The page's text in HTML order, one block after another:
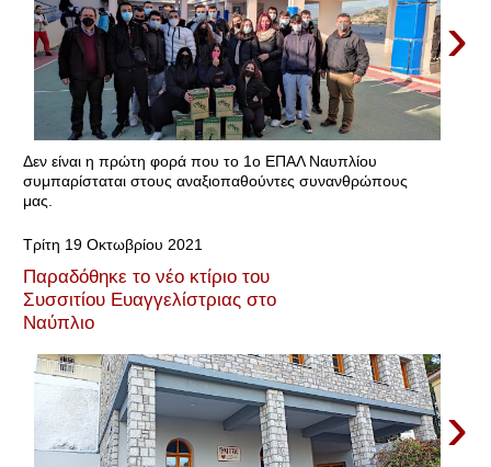
›
Δεν είναι η πρώτη φορά που το 1ο ΕΠΑΛ Ναυπλίου
συμπαρίσταται στους αναξιοπαθούντες συνανθρώπους
μας.
Τρίτη 19 Οκτωβρίου 2021
Παραδόθηκε το νέο κτίριο του
Συσσιτίου Ευαγγελίστριας στο
Ναύπλιο
›